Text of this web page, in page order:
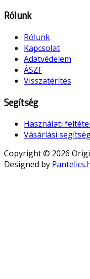
Rólunk
Rólunk
Kapcsolat
Adatvédelem
ÁSZF
Visszatérítés
Segítség
Használati
Vásárlási
Copyright © 2026
Designed by